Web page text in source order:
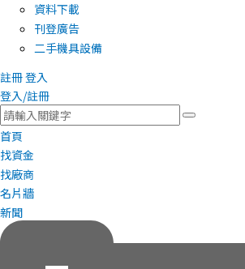
資料下載
刊登廣告
二手機具設備
註冊登入
登入/註冊
首頁
找資金
找廠商
名片牆
新聞